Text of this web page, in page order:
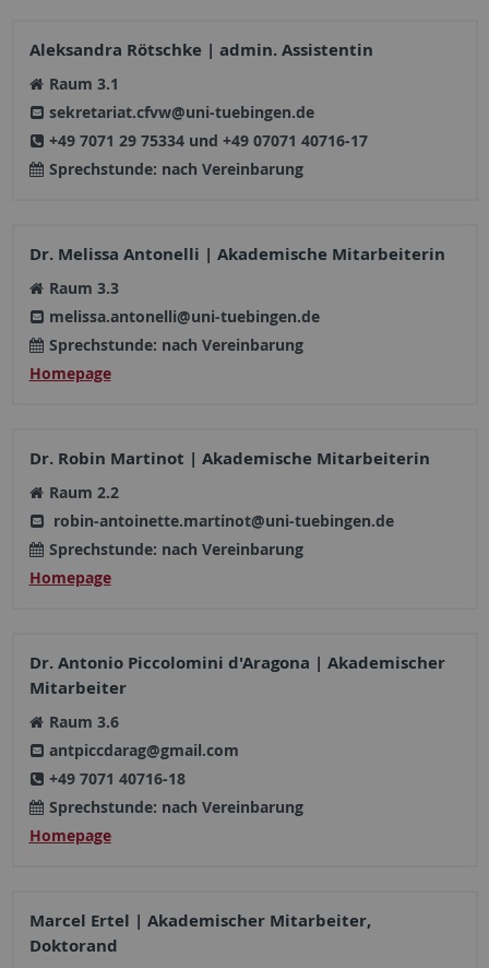
Aleksandra Rötschke | admin. Assistentin
Raum 3.1
sekretariat.cfvw@uni-tuebingen.de
+49 7071 29 75334 und +49 07071 40716-17
Sprechstunde: nach Vereinbarung
Dr. Melissa Antonelli | Akademische Mitarbeiterin
Raum 3.3
melissa.antonelli@uni-tuebingen.de
Sprechstunde: nach Vereinbarung
Homepage
Dr. Robin Martinot | Akademische Mitarbeiterin
Raum 2.2
robin-antoinette.martinot@uni-tuebingen.de
Sprechstunde: nach Vereinbarung
Homepage
Dr. Antonio Piccolomini d'Aragona | Akademischer
Mitarbeiter
Raum 3.6
antpiccdarag@gmail.com
+49 7071 40716-18
Sprechstunde: nach Vereinbarung
Homepage
Marcel Ertel | Akademischer Mitarbeiter,
Doktorand